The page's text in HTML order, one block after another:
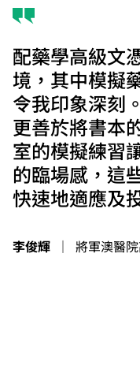
配藥學高級文
境，其中模擬
令我印象深刻
更善於將書本
室的模擬練習
的臨場感，這
快速地適應及
李俊輝 將軍澳醫